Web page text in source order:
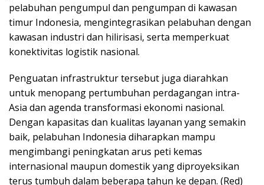
pelabuhan pengumpul dan pengumpan di kawasan
timur Indonesia, mengintegrasikan pelabuhan dengan
kawasan industri dan hilirisasi, serta memperkuat
konektivitas logistik nasional.
Penguatan infrastruktur tersebut juga diarahkan
untuk menopang pertumbuhan perdagangan intra-
Asia dan agenda transformasi ekonomi nasional.
Dengan kapasitas dan kualitas layanan yang semakin
baik, pelabuhan Indonesia diharapkan mampu
mengimbangi peningkatan arus peti kemas
internasional maupun domestik yang diproyeksikan
terus tumbuh dalam beberapa tahun ke depan. (Red)